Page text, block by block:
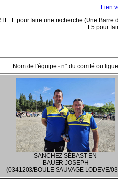
Lien
pour faire une recherche (Une Barre
F5 pour
Nom de l'équipe - n° du comité ou ligue
SANCHEZ SÉBASTIEN
BAUER JOSEPH
(0341203/BOULE SAUVAGE LODEVE/